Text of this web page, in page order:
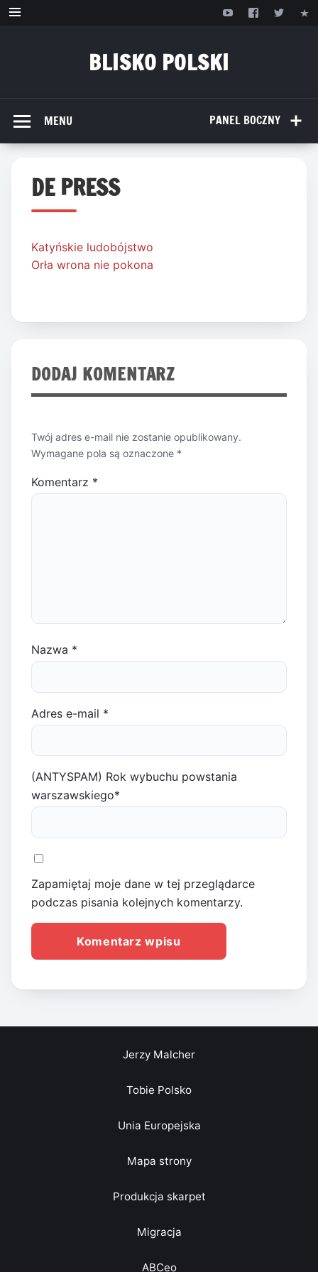
Przejdź
BLISKO POLSKI
PANEL BOCZNY
MENU
DE PRESS
Katyńskie ludobójstwo
Orła wrona nie pokona
DODAJ KOMENTARZ
Twój adres e-mail nie zostanie opublikowany.
Wymagane pola są oznaczone *
Komentarz *
Nazwa *
Adres e-mail *
(ANTYSPAM) Rok wybuchu powstania
warszawskiego*
Zapamiętaj moje dane w tej przeglądarce
podczas pisania kolejnych komentarzy.
Jerzy Malcher
Tobie Polsko
Unia Europejska
Mapa strony
Produkcja skarpet
Migracja
ABCeo